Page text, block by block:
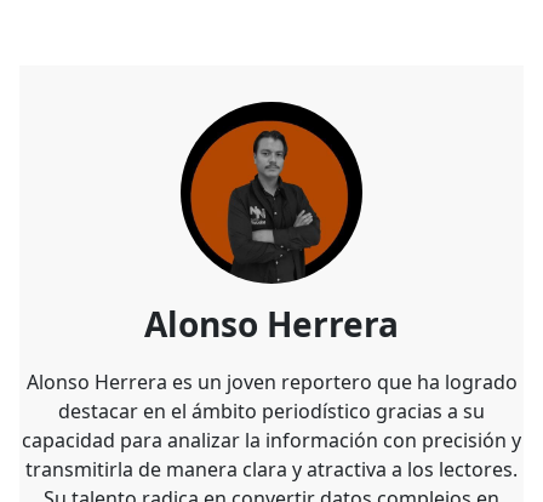
Alonso Herrera
Alonso Herrera es un joven reportero que ha logrado
destacar en el ámbito periodístico gracias a su
capacidad para analizar la información con precisión y
transmitirla de manera clara y atractiva a los lectores.